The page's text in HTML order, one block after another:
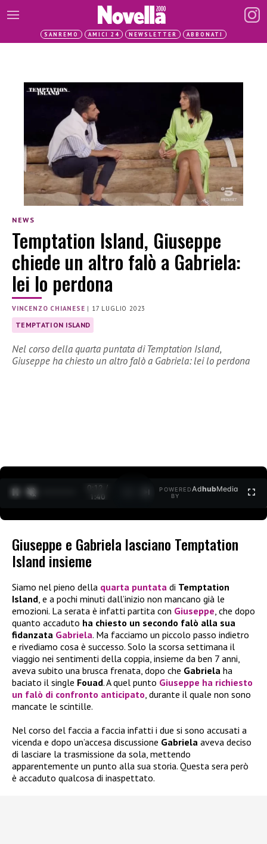
SANREMO AMICI 24 NEWSLETTER ABBONATI
NEWS
Temptation Island, Giuseppe
chiede un altro falò a Gabriela:
lei lo perdona
VINCENZO CHIANESE | 17 LUGLIO 2023
TEMPTATION ISLAND
Nel corso della quarta puntata di Temptation Island,
Giuseppe ha chiesto un altro falò a Gabriela: lei lo perdona
0:13 /
1:40
POWERED
BY
AdhubMedia
Giuseppe e Gabriela lasciano Temptation
Island insieme
Siamo nel pieno della quarta puntata di Temptation
Island, e a pochi minuti dall’inizio non mancano già le
emozioni. La serata è infatti partita con Giuseppe, che dopo
quanto accaduto ha chiesto un secondo falò alla sua
fidanzata Gabriela. Ma facciamo un piccolo passo indietro
e rivediamo cosa è successo. Solo la scorsa settimana il
viaggio nei sentimenti della coppia, insieme da ben 7 anni,
aveva subito una brusca frenata, dopo che Gabriela ha
baciato il single Fouad. A quel punto Giuseppe ha richiesto
un falò di confronto anticipato, durante il quale non sono
mancate le scintille.
Nel corso del faccia a faccia infatti i due si sono accusati a
vicenda e dopo un’accesa discussione Gabriela aveva deciso
di lasciare la trasmissione da sola, mettendo
apparentemente un punto alla sua storia. Questa sera però
è accaduto qualcosa di inaspettato.